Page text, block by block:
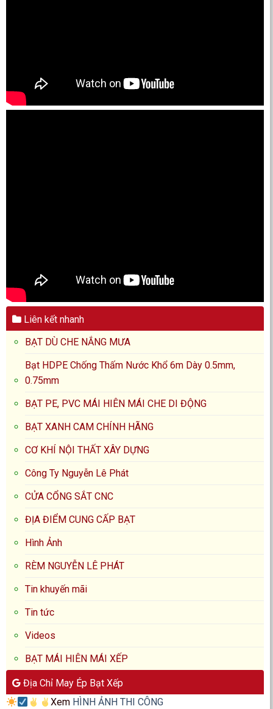
Liên kết nhanh
BẠT DÙ CHE NẮNG MƯA
Bạt HDPE Chống Thấm Nước Khổ 6m Dày 0.5mm,
0.75mm
BẠT PE, PVC MÁI HIÊN MÁI CHE DI ĐỘNG
BẠT XANH CAM CHÍNH HÃNG
CƠ KHÍ NỘI THẤT XÂY DỰNG
Công Ty Nguyễn Lê Phát
CỬA CỔNG SẮT CNC
ĐỊA ĐIỂM CUNG CẤP BẠT
Hình Ảnh
RÈM NGUYỄN LÊ PHÁT
Tin khuyến mãi
Tin tức
Videos
BẠT MÁI HIÊN MÁI XẾP
Địa Chỉ May Ép Bạt Xếp
Xem HÌNH ẢNH THI CÔNG